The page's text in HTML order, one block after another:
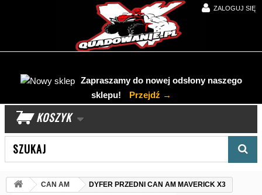
ZALOGUJ SIĘ
Zapraszamy do nowej odsłony naszego
sklepu!
Przejdź →
KOSZYK
CAN AM DYFER PRZEDNI CAN AM MAVERICK X3